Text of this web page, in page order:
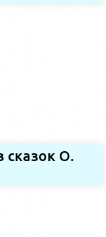
сказок О.